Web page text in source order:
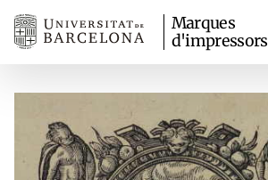
Marques
d'impressors